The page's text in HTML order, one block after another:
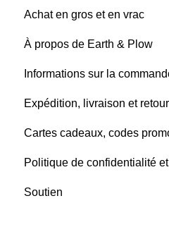
Achat en gros et en vrac
À propos de Earth & Plow
Informations sur la
Expédition, livraison et
Cartes cadeaux, codes
Politique de confidentialité
Soutien